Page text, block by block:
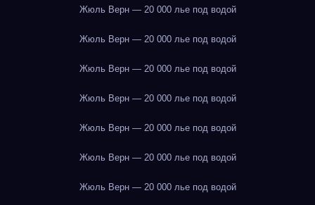
Жюль Верн — 20 000 лье под водой
Жюль Верн — 20 000 лье под водой
Жюль Верн — 20 000 лье под водой
Жюль Верн — 20 000 лье под водой
Жюль Верн — 20 000 лье под водой
Жюль Верн — 20 000 лье под водой
Жюль Верн — 20 000 лье под водой